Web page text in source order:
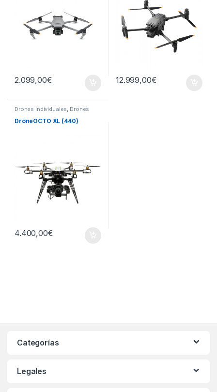
2.099,00€ 12.999,00€
Drones Individuales Drones
DroneOCTO XL (440)
4.400,00€
Categorías
Legales